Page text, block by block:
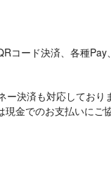
コード決済、各種Pay
ー決済も対応しており
現金でのお支払いにご